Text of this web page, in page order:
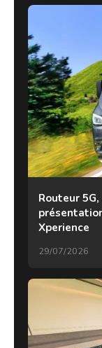
Routeur
Xperience
29/07/2026